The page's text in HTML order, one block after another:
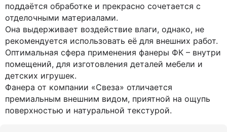
поддаётся обработке и прекрасно сочетается с
отделочными материалами.
Она выдерживает воздействие влаги, однако, не
рекомендуется использовать её для внешних работ.
Оптимальная сфера применения фанеры ФК – внутри
помещений, для изготовления деталей мебели и
детских игрушек.
Фанера от компании «Свеза» отличается
премиальным внешним видом, приятной на ощупь
поверхностью и натуральной текстурой.